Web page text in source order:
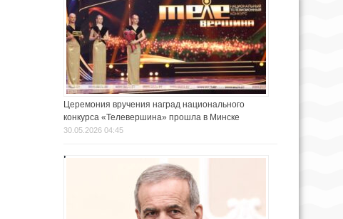
Церемония вручения наград национального
конкурса «Телевершина» прошла в Минске
30.05.2026 04:45